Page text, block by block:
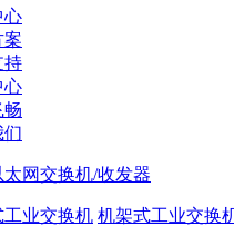
心
案
持
心
畅
们
太网交换机/收发器
工业交换机 机架式工业交换